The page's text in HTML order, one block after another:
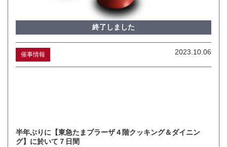
終了しました
催事情報 2023.10.06
半年ぶりに【東急たまプラーザ４階クッキング＆ダイニン
グ】に於いて７日間